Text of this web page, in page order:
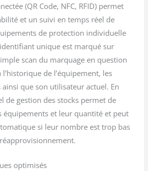
(QR Code, NFC, RFID) permet
et un suivi en temps réel de
de protection individuelle
unique est marqué sur
scan du marquage en question
l’historique de l’équipement, les
que son utilisateur actuel. En
de gestion des stocks permet de
équipements et leur quantité et peut
si leur nombre est trop bas
optimisés